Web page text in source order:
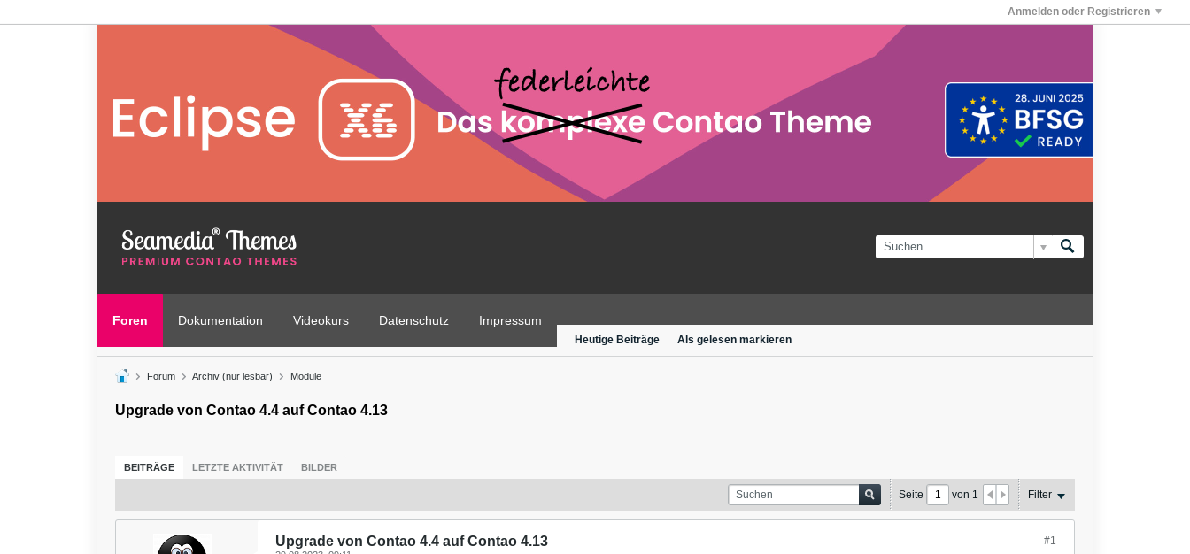
Anmelden oder Registrieren
Foren Dokumentation Videokurs Datenschutz Impressum
Heutige Beiträge Als gelesen markieren
Forum Archiv (nur lesbar) Module
Upgrade von Contao 4.4 auf Contao 4.13
BEITRÄGE LETZTE AKTIVITÄT BILDER
Seite von 1 Filter
#1
Upgrade von Contao 4.4 auf Contao 4.13